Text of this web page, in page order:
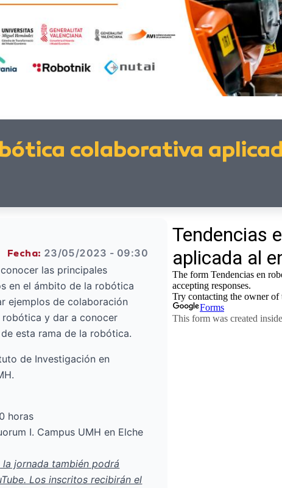
colaborativa
Fecha: 23/05/2023 - 09:30
las principales
en el ámbito de la robótica
ejemplos de colaboración
y dar a conocer
esta rama de la robótica.
de Investigación en
horas
I. Campus UMH en Elche
jornada también podrá
Los inscritos recibirán el